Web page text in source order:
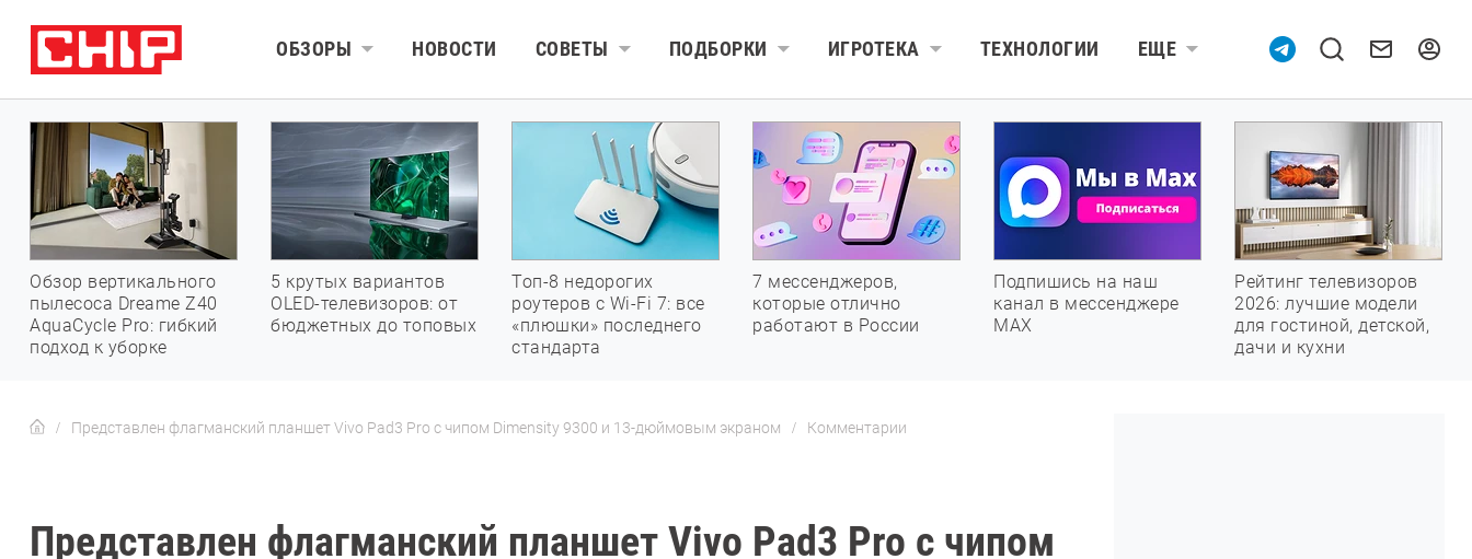
ОБЗОРЫ НОВОСТИ СОВЕТЫ ПОДБОРКИ ИГРОТЕКА ТЕХНОЛОГИИ ЕЩЕ
Обзор вертикального
пылесоса Dreame Z40
AquaCycle Pro: гибкий
подход к уборке
5 крутых вариантов
OLED-телевизоров: от
бюджетных до топовых
Топ-8 недорогих
роутеров с Wi-Fi 7: все
«плюшки» последнего
стандарта
7 мессенджеров,
которые отлично
работают в России
Подпишись на наш
канал в мессенджере
МАХ
Рейтинг телевизоров
2026: лучшие модели
для гостиной, детской,
дачи и кухни
Представлен флагманский планшет Vivo Pad3 Pro с чипом Dimensity 9300 и 13-дюймовым экраном Комментарии
Представлен флагманский планшет Vivo Pad3 Pro с чипом